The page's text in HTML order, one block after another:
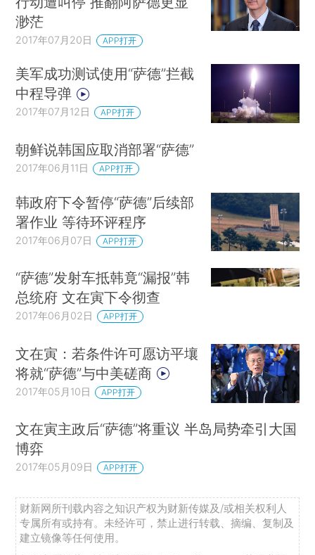
渺茫
2017年07月20日 APP打开
美军成功测试使用“萨德”拦截
中程导弹
2017年07月12日 APP打开
朝鲜说韩国应取消部署“萨德”
2017年06月11日 APP打开
韩政府下令暂停“萨德”后续部
署作业 等待环评程序
2017年06月07日 APP打开
“萨德”发射车抵韩竟“漏报”韩
总统府 文在寅下令彻查
2017年06月02日 APP打开
文在寅：若条件许可愿访平壤
将就“萨德”与中美磋商
2017年05月10日 APP打开
文在寅主政后“萨德”将重议 半岛局势牵引大国
博弈
2017年05月09日 APP打开
财新网所刊载内容之知识产权为财新传媒及/或相关权利人
专属所有或持有。未经许可，禁止进行转载、摘编、复制及
建立镜像等任何使用。